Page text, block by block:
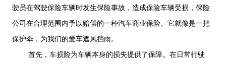
驶员在驾驶保险车辆时发生保险事故，造成保险车辆受损，保险
公司在合理范围内予以赔偿的一种汽车商业保险。它就像是一把
保护伞，为我们的爱车遮风挡雨。
首先，车损险为车辆本身的损失提供了保障。在日常行驶